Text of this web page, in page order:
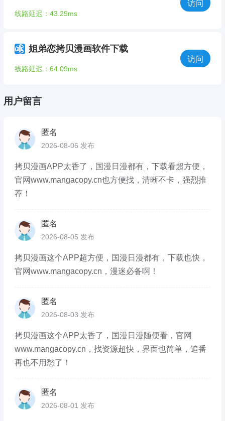
线路延迟：43.29ms
访问
姐弟恋拷贝漫画软件下载
线路延迟：64.09ms
访问
用户留言
匿名
2026-08-06 发布
拷贝漫画APP太香了，国漫日漫都有，下载看超方便，
官网www.mangacopy.cn也方便找，清晰不卡，强烈推
荐！
匿名
2026-08-05 发布
拷贝漫画这个APP超方便，国漫日漫都有，下载也快，
官网www.mangacopy.cn，漫迷必备啊！
匿名
2026-08-03 发布
拷贝漫画这个APP太香了，国漫日漫随便看，官网
www.mangacopy.cn，找资源超快，界面也简单，追番
再也不用愁了！
匿名
2026-08-01 发布